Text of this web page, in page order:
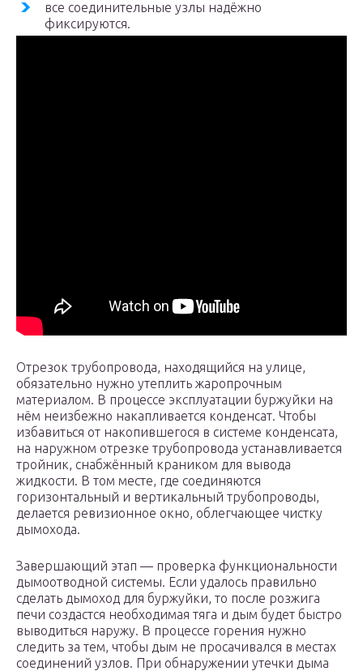
все соединительные узлы надёжно
фиксируются.
Отрезок трубопровода, находящийся на улице,
обязательно нужно утеплить жаропрочным
материалом. В процессе эксплуатации буржуйки на
нём неизбежно накапливается конденсат. Чтобы
избавиться от накопившегося в системе конденсата,
на наружном отрезке трубопровода устанавливается
тройник, снабжённый краником для вывода
жидкости. В том месте, где соединяются
горизонтальный и вертикальный трубопроводы,
делается ревизионное окно, облегчающее чистку
дымохода.
Завершающий этап — проверка функциональности
дымоотводной системы. Если удалось правильно
сделать дымоход для буржуйки, то после розжига
печи создастся необходимая тяга и дым будет быстро
выводиться наружу. В процессе горения нужно
следить за тем, чтобы дым не просачивался в местах
соединений узлов. При обнаружении утечки дыма